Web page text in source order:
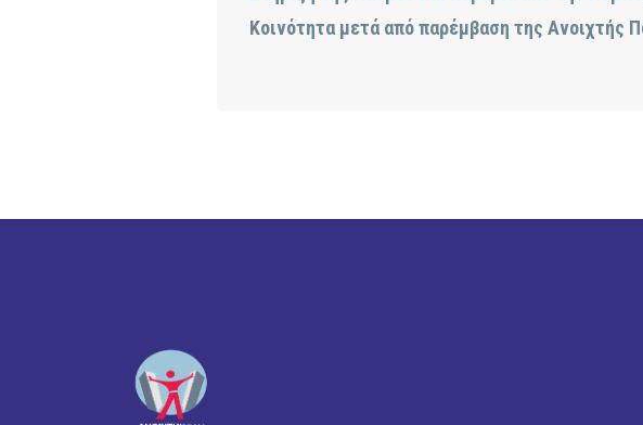
Κοινότητα μετά από παρέμβαση της Ανοιχτής